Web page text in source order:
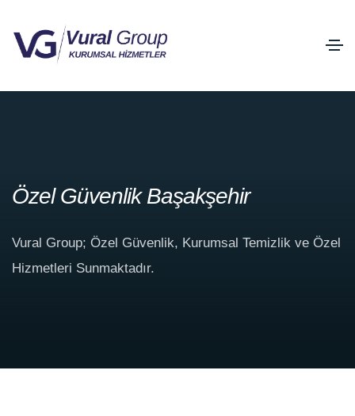
Özel Güvenlik Başakşehir
Vural Group; Özel Güvenlik, Kurumsal Temizlik ve Özel
Hizmetleri Sunmaktadır.